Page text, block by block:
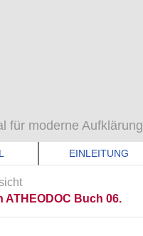
für moderne Aufklärung
EINLEITUNG
ATHEODOC Buch 06.